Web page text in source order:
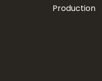
Production